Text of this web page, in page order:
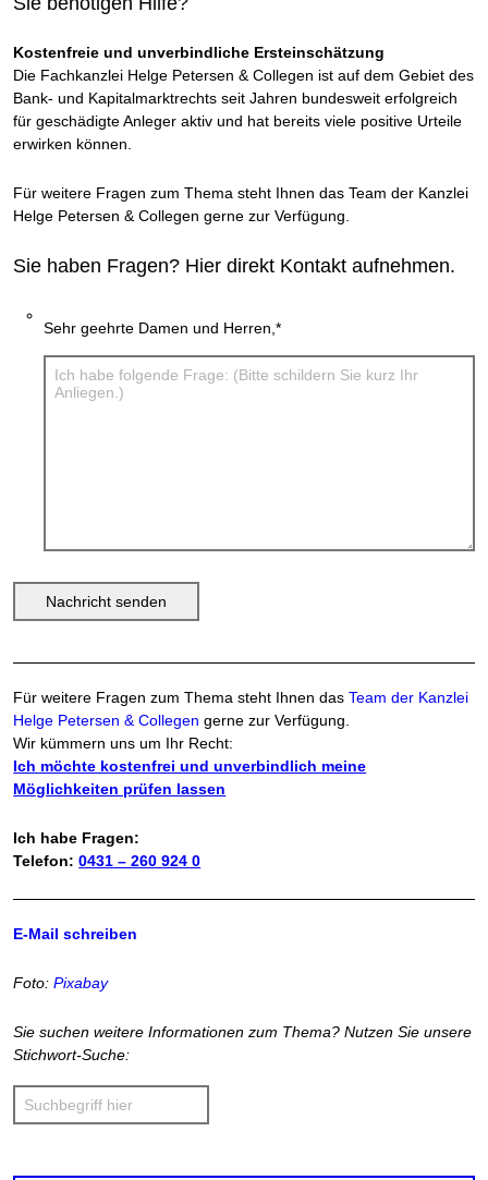
Kostenfreie und unverbindliche Ersteinschätzung
Die Fachkanzlei Helge Petersen & Collegen ist auf dem Gebiet des
Bank- und Kapitalmarktrechts seit Jahren bundesweit erfolgreich
für geschädigte Anleger aktiv und hat bereits viele positive Urteile
erwirken können.
Für weitere Fragen zum Thema steht Ihnen das Team der Kanzlei
Helge Petersen & Collegen gerne zur Verfügung.
Sie haben Fragen? Hier direkt Kontakt aufnehmen.
Sehr geehrte Damen und Herren,*
Für weitere Fragen zum Thema steht Ihnen dasTeam der Kanzlei
Helge Petersen & Collegen gerne zur Verfügung.
Wir kümmern uns um Ihr Recht:
Ich möchte kostenfrei und unverbindlich meine
Möglichkeiten prüfen lassen
Ich habe Fragen:
Telefon:0431 – 260 924 0
E-Mail schreiben
Foto:Pixabay
Sie suchen weitere Informationen zum Thema? Nutzen Sie unsere
Stichwort-Suche: